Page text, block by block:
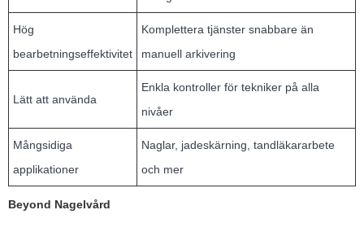
Hög
bearbetningseffektivitet
Komplettera tjänster snabbare än
manuell arkivering
Lätt att använda
Enkla kontroller för tekniker på alla
nivåer
Mångsidiga
applikationer
Naglar, jadeskärning, tandläkararbete
och mer
Beyond Nagelvård